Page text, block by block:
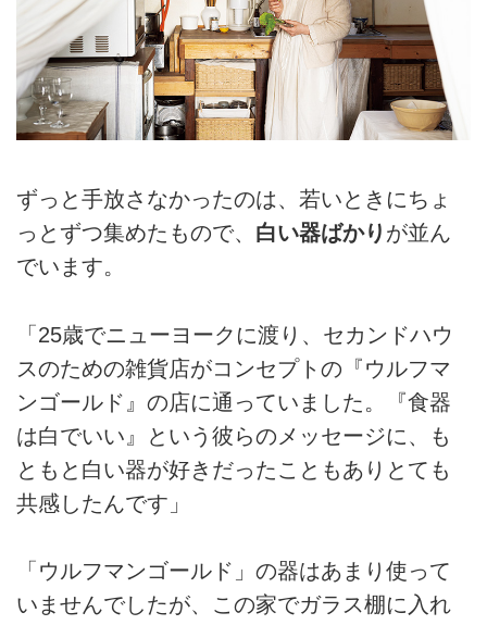
ずっと手放さなかったのは、若いときにちょ
っとずつ集めたもので、 白い器ばかり が並ん
でいます。
「25歳でニューヨークに渡り、セカンドハウ
スのための雑貨店がコンセプトの『ウルフマ
ンゴールド』の店に通っていました。『食器
は白でいい』という彼らのメッセージに、も
ともと白い器が好きだったこともありとても
共感したんです」
「ウルフマンゴールド」の器はあまり使って
いませんでしたが、この家でガラス棚に入れ